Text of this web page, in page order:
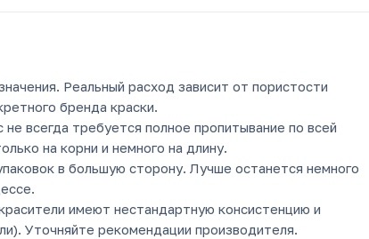
Реальный расход зависит от пористости
бренда краски.
всегда требуется полное пропитывание по всей
на корни и немного на длину.
в большую сторону. Лучше останется немного
имеют нестандартную консистенцию и
Уточняйте рекомендации производителя.